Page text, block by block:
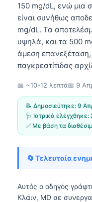
150 mg/dL, ενώ μια
είναι συνήθως
mg/dL. Τα
υψηλά, και τα 500
άμεση επανεξέταση,
παγκρεατίτιδας
📖 ~10-12 λεπτά📅 9
📝 Δημοσιεύτηκε: 9
🩺 Ιατρικά ελέγχθηκε:
✅ Με βάση τα
🔄 Τελευταία
Αυτός ο οδηγός
Κλάιν, MD σε